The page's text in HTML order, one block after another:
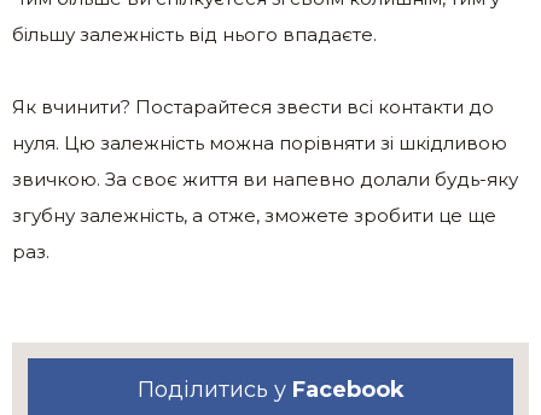
більшу залежність від нього впадаєте.
Як вчинити? Постарайтеся звести всі контакти до
нуля. Цю залежність можна порівняти зі шкідливою
звичкою. За своє життя ви напевно долали будь-яку
згубну залежність, а отже, зможете зробити це ще
раз.
Поділитись у Facebook